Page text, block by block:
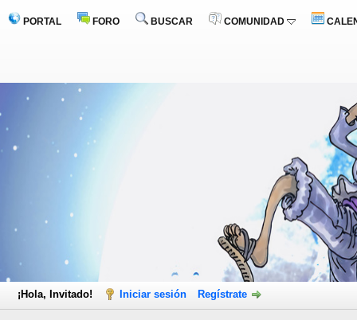
PORTAL FORO BUSCAR COMUNIDAD
¡Hola, Invitado! Iniciar sesión Regístrate